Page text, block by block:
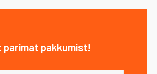
parimat pakkumist!